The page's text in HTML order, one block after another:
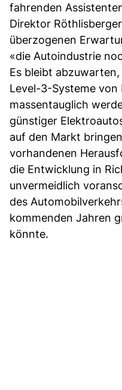
fahrenden
Direktor
überzogenen
«die Autoindustrie
Es bleibt
Level-3-Systeme
massentauglich
günstiger
auf den Markt
vorhandenen
die Entwicklung in
unvermeidlich
des
kommenden Jahren
könnte.